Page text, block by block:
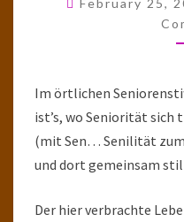
February 25,
Im örtlichen
ist’s, wo Seniorität sich
(mit Sen… Senilität
und dort gemeinsam
Der hier verbrachte